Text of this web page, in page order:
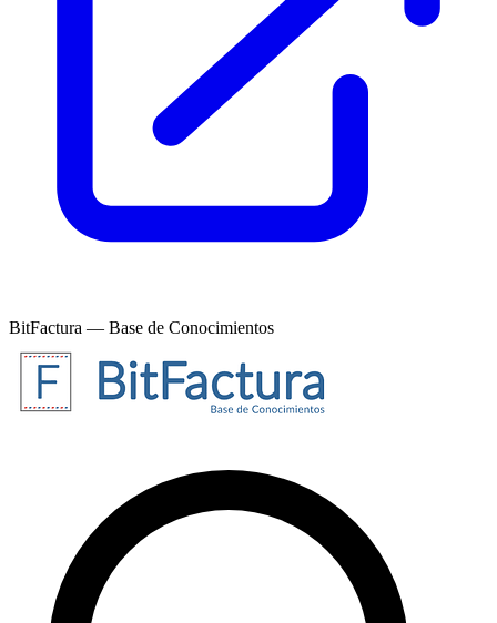
BitFactura — Base de Conocimientos